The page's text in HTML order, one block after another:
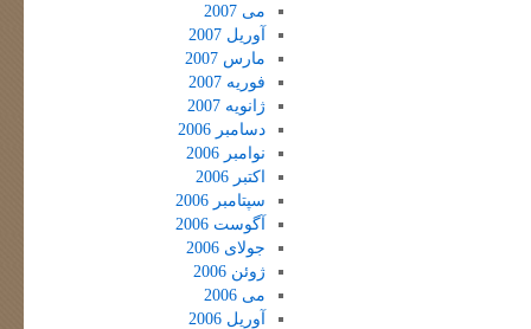
می 2007
آوریل 2007
مارس 2007
فوریه 2007
ژانویه 2007
دسامبر 2006
نوامبر 2006
اکتبر 2006
سپتامبر 2006
آگوست 2006
جولای 2006
ژوئن 2006
می 2006
آوریل 2006